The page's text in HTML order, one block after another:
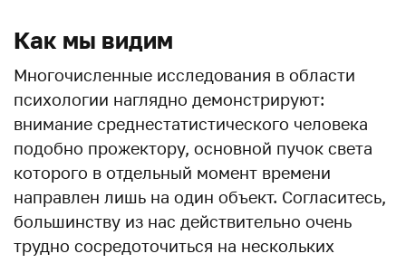
Как мы видим
Многочисленные исследования в области
психологии наглядно демонстрируют:
внимание среднестатистического человека
подобно прожектору, основной пучок света
которого в отдельный момент времени
направлен лишь на один объект. Согласитесь,
большинству из нас действительно очень
трудно сосредоточиться на нескольких